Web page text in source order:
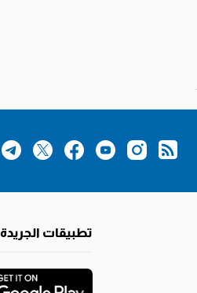
تطبيقات الجريدة